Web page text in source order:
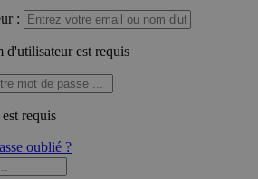
:
d'utilisateur est requis
requis
oublié ?